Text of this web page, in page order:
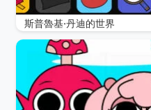
斯普魯基·丹迪的世界